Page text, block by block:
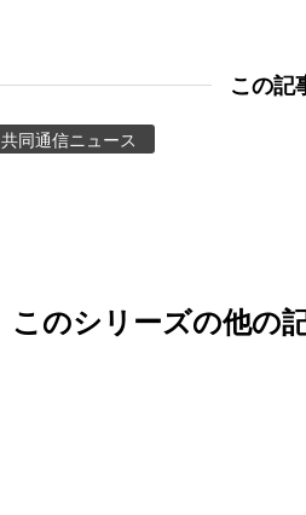
この記
共同通信ニュース
このシリーズの他の